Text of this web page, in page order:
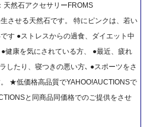
然石アクセサリーFROMS
させる天然石です。 特にピンクは、若い
す ●ストレスからの過食、ダイエット中
健康を気にされている方、 ●最近、疲れ
したり、寝つきの悪い方､ ●スポーツをさ
★低価格高品質でYAHOO!AUCTIONSで
と同商品同価格でのご提供をさせ